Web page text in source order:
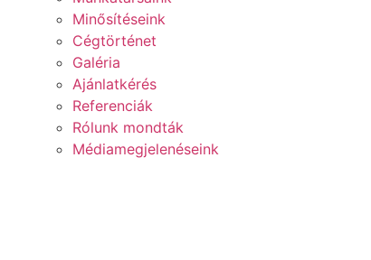
Minősítéseink
Cégtörténet
Galéria
Ajánlatkérés
Referenciák
Rólunk mondták
Médiamegjelenéseink